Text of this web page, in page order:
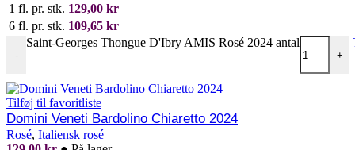
1 fl. pr. stk. 129,00 kr
6 fl. pr. stk. 109,65 kr
-
Saint-Georges Thongue D'Ibry AMIS Rosé 2024 antal
+
Tilføj til favoritliste
Domini Veneti Bardolino Chiaretto 2024
Rosé, Italiensk rosé